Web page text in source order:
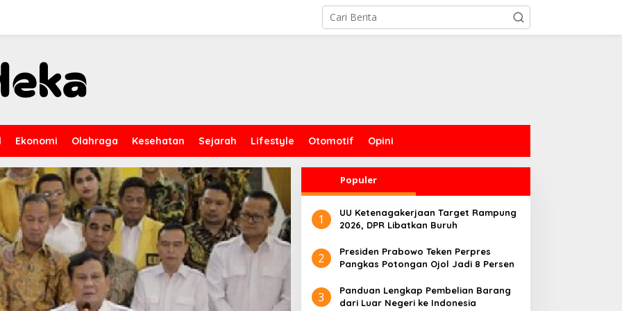
Ekonomi Olahraga Kesehatan Sejarah Lifestyle Otomotif Opini
Populer
1
UU Ketenagakerjaan Target Rampung
2026, DPR Libatkan Buruh
2
Presiden Prabowo Teken Perpres
Pangkas Potongan Ojol Jadi 8 Persen
3
Panduan Lengkap Pembelian Barang
dari Luar Negeri ke Indonesia